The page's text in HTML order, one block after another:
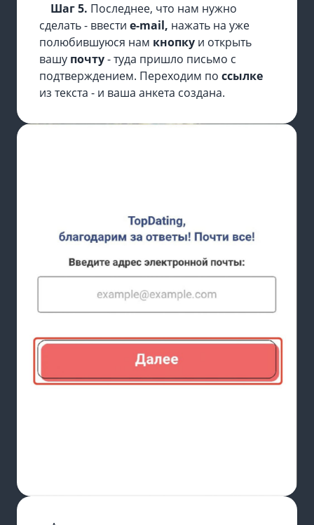
Шаг 5. Последнее, что нам нужно
сделать - ввести e-mail, нажать на уже
полюбившуюся нам кнопку и открыть
вашу почту- туда пришло письмо с
подтверждением. Переходим по ссылке
из текста - и ваша анкета создана.